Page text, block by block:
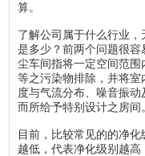
算。
了解公司属于什么行业
是多少？前两个问题很
尘车间指将一定空间范
等之污染物排除，并将
度与气流分布、噪音振动
而所给予特别设计之房间
目前，比较常见的的净
越低，代表净化级别越高